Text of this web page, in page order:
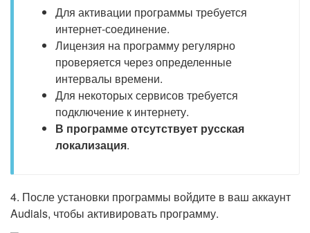
Для активации программы требуется
интернет-соединение.
Лицензия на программу регулярно
проверяется через определенные
интервалы времени.
Для некоторых сервисов требуется
подключение к интернету.
В программе отсутствует русская
локализация.
4. После установки программы войдите в ваш аккаунт
Audials, чтобы активировать программу.